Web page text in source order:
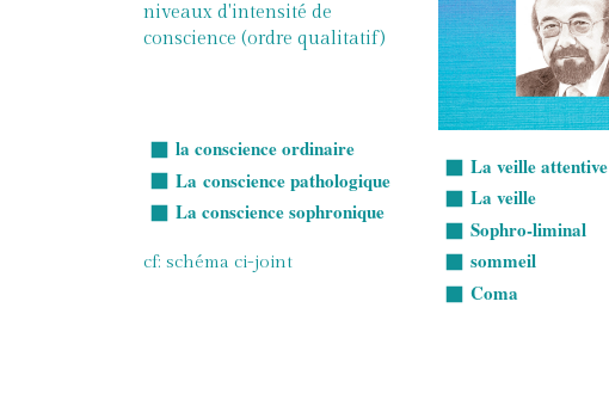
niveaux d'intensité de
conscience (ordre qualitatif)
la conscience ordinaire
La conscience pathologique
La conscience sophronique
cf: schéma ci-joint
La veille attentive
La veille
Sophro-liminal
sommeil
Coma